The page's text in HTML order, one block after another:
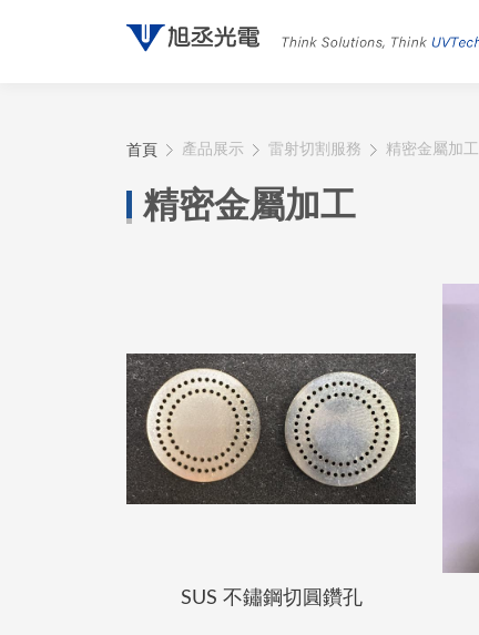
首頁 產品展示 雷射切割服務 精密金屬加工
精密金屬加工
SUS 不鏽鋼切圓鑽孔